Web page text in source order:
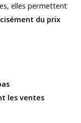
elles permettent
du prix
les ventes